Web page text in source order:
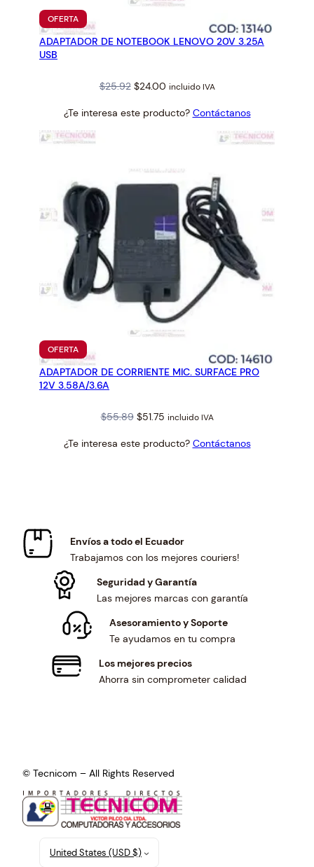
OFERTAPRODUCTO
EN
OFERTA
ADAPTADOR DE NOTEBOOK LENOVO 20V 3.25A
USB
$25.92 Original
was:
$24.00Current
is:
incluido IVA
¿Te interesa este producto? Contáctanos
OFERTAPRODUCTO
EN
OFERTA
ADAPTADOR DE CORRIENTE MIC. SURFACE PRO
12V 3.58A/3.6A
$55.89 Original
was:
$51.75Current
is:
incluido IVA
¿Te interesa este producto? Contáctanos
Envíos a todo el Ecuador
Trabajamos con los mejores couriers!
Seguridad y Garantía
Las mejores marcas con garantía
Asesoramiento y Soporte
Te ayudamos en tu compra
Los mejores precios
Ahorra sin comprometer calidad
© Tecnicom – All Rights Reserved
United States (USD $)